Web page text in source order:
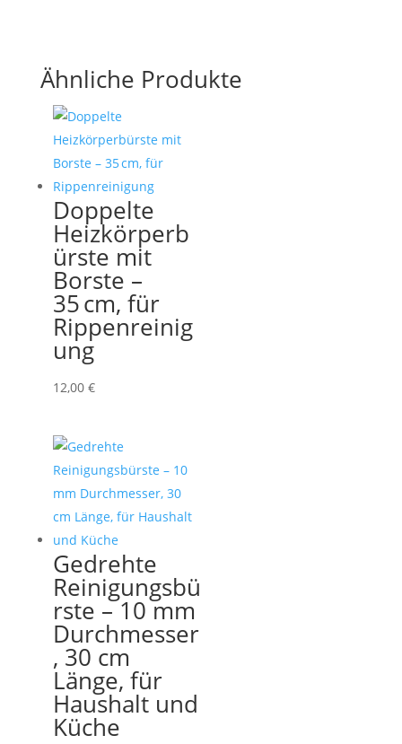
Ähnliche Produkte
Doppelte
Heizkörperb
ürste mit
Borste –
35 cm, für
Rippenreinig
ung
12,00 €
Gedrehte
Reinigungsbü
rste – 10 mm
Durchmesser
, 30 cm
Länge, für
Haushalt und
Küche